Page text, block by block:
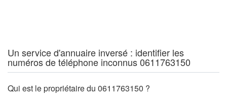
Un service d'annuaire inversé : identifier les
numéros de téléphone inconnus 0611763150
Qui est le propriétaire du 0611763150 ?